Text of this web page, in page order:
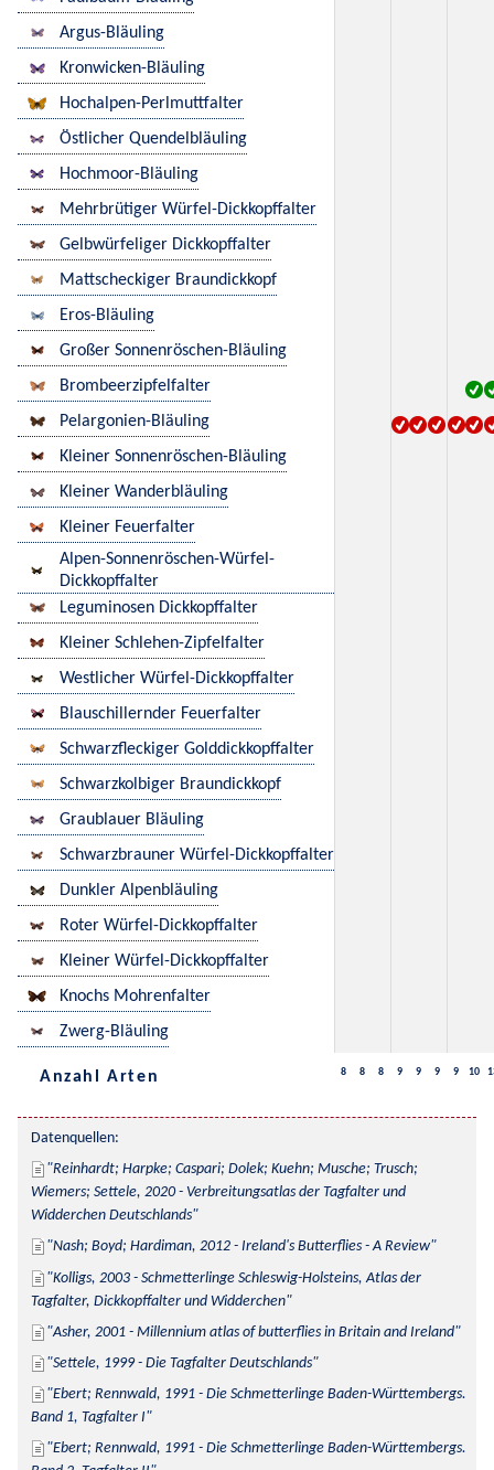
Argus-Bläuling
Kronwicken-Bläuling
Hochalpen-Perlmuttfalter
Östlicher Quendelbläuling
Hochmoor-Bläuling
Mehrbrütiger Würfel-Dickkopffalter
Gelbwürfeliger Dickkopffalter
Mattscheckiger Braundickkopf
Eros-Bläuling
Großer Sonnenröschen-Bläuling
Brombeerzipfelfalter
Pelargonien-Bläuling
Kleiner Sonnenröschen-Bläuling
Kleiner Wanderbläuling
Kleiner Feuerfalter
Alpen-Sonnenröschen-Würfel-
Dickkopffalter
Leguminosen Dickkopffalter
Kleiner Schlehen-Zipfelfalter
Westlicher Würfel-Dickkopffalter
Blauschillernder Feuerfalter
Schwarzfleckiger Golddickkopffalter
Schwarzkolbiger Braundickkopf
Graublauer Bläuling
Schwarzbrauner Würfel-Dickkopffalter
Dunkler Alpenbläuling
Roter Würfel-Dickkopffalter
Kleiner Würfel-Dickkopffalter
Knochs Mohrenfalter
Zwerg-Bläuling
Anzahl Arten 8 8 8 9 9 9 9 10
Datenquellen:
Reinhardt; Harpke; Caspari; Dolek; Kuehn; Musche; Trusch;
Wiemers; Settele, 2020 - Verbreitungsatlas der Tagfalter und
Widderchen Deutschlands
Nash; Boyd; Hardiman, 2012 - Ireland's Butterflies - A Review
Kolligs, 2003 - Schmetterlinge Schleswig-Holsteins, Atlas der
Tagfalter, Dickkopffalter und Widderchen
Asher, 2001 - Millennium atlas of butterflies in Britain and Ireland
Settele, 1999 - Die Tagfalter Deutschlands
Ebert; Rennwald, 1991 - Die Schmetterlinge Baden-Württembergs.
Band 1, Tagfalter I
Ebert; Rennwald, 1991 - Die Schmetterlinge Baden-Württembergs.